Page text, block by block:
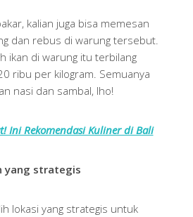
kalian juga bisa memesan
dan rebus di warung tersebut.
ikan di warung itu terbilang
ribu per kilogram. Semuanya
nasi dan sambal, lho!
Ini Rekomendasi Kuliner di Bali
yang strategis
lokasi yang strategis untuk